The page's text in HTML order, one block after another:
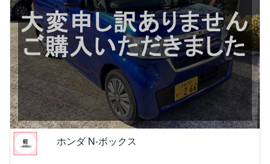
ホンダ N-ボックス